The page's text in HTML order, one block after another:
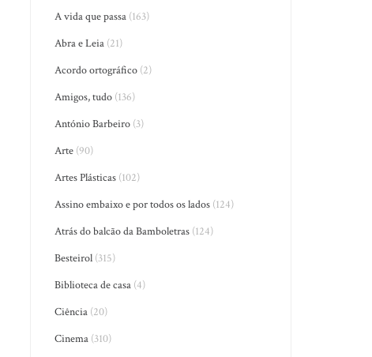
A vida que passa (163)
Abra e Leia (21)
Acordo ortográfico (2)
Amigos, tudo (136)
António Barbeiro (3)
Arte (90)
Artes Plásticas (102)
Assino embaixo e por todos os lados (124)
Atrás do balcão da Bamboletras (124)
Besteirol (315)
Biblioteca de casa (4)
Ciência (20)
Cinema (310)